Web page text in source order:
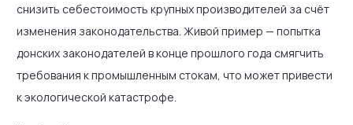
снизить себестоимость крупных производителей за счёт
изменения законодательства. Живой пример — попытка
донских законодателей в конце прошлого года смягчить
требования к промышленным стокам, что может привести
к экологической катастрофе.